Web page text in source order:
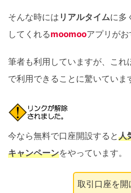
そんな時には リアルタイムに多
してくれるmoomooアプリがお
筆者も利用していますが、これ
で利用できることに驚いていま
今なら無料で口座開設すると人
キャンペーンをやっています。
取引口座を開